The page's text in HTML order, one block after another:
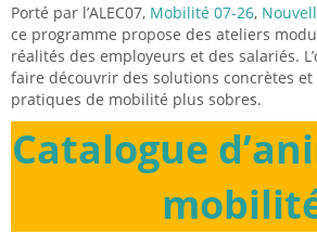
Porté par l’ALEC07, Mobilité 07-26,
ce programme propose des ateliers
réalités des employeurs et des salariés.
faire découvrir des solutions concrètes et
pratiques de mobilité plus sobres.
Catalogue